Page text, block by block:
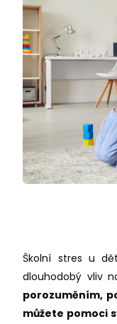
Školní stres u
dlouhodobý vliv
porozuměním,
můžete pomoci